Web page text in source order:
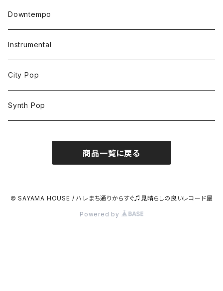
Downtempo
Instrumental
City Pop
Synth Pop
商品一覧に戻る
© SAYAMA HOUSE / ハレまち通りからすぐ♫見晴らしの良いレコード屋
Powered by